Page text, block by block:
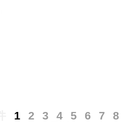
1 2 3 4 5 6 7
8